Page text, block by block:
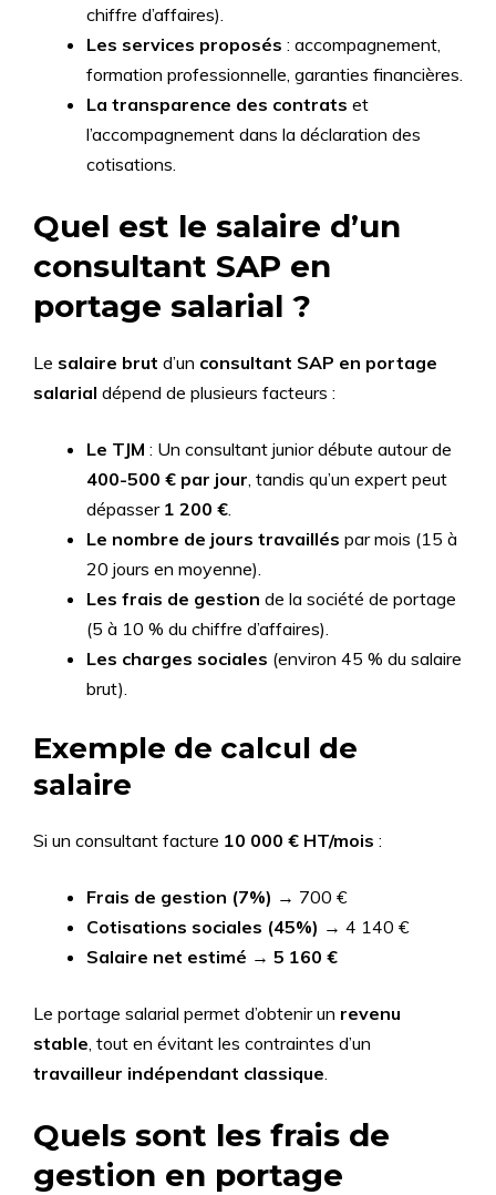
chiffre d’affaires).
Les services proposés : accompagnement,
formation professionnelle, garanties financières.
La transparence des contrats et
l’accompagnement dans la déclaration des
cotisations.
Quel est le salaire d’un
consultant SAP en
portage salarial ?
Le salaire brut d’un consultant SAP en portage
salarial dépend de plusieurs facteurs :
Le TJM : Un consultant junior débute autour de
400-500 € par jour, tandis qu’un expert peut
dépasser 1 200 €.
Le nombre de jours travaillés par mois (15 à
20 jours en moyenne).
Les frais de gestion de la société de portage
(5 à 10 % du chiffre d’affaires).
Les charges sociales (environ 45 % du salaire
brut).
Exemple de calcul de
salaire
Si un consultant facture 10 000 € HT/mois :
Frais de gestion (7%) → 700 €
Cotisations sociales (45%) → 4 140 €
Salaire net estimé → 5 160 €
Le portage salarial permet d’obtenir un revenu
stable, tout en évitant les contraintes d’un
travailleur indépendant classique.
Quels sont les frais de
gestion en portage